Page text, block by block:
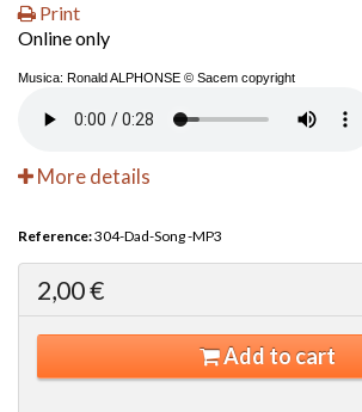
Print
Online only
Musica: Ronald ALPHONSE © Sacem copyright
More details
Reference:304-Dad-Song -MP3
2,00 €
Add to cart